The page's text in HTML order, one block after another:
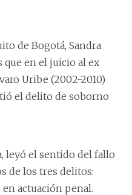
de Bogotá, Sandra
que en el juicio al ex
Uribe (2002-2010)
el delito de soborno
leyó el sentido del fallo
de los tres delitos:
actuación penal.